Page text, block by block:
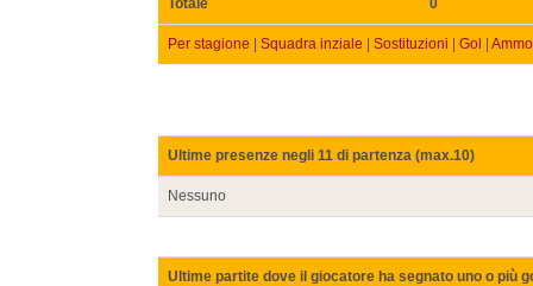
Per stagione | Squadra inziale | Sostituzioni | Gol |
Ultime presenze negli 11 di partenza (max.10)
Nessuno
Ultime partite dove il giocatore ha segnato uno o più